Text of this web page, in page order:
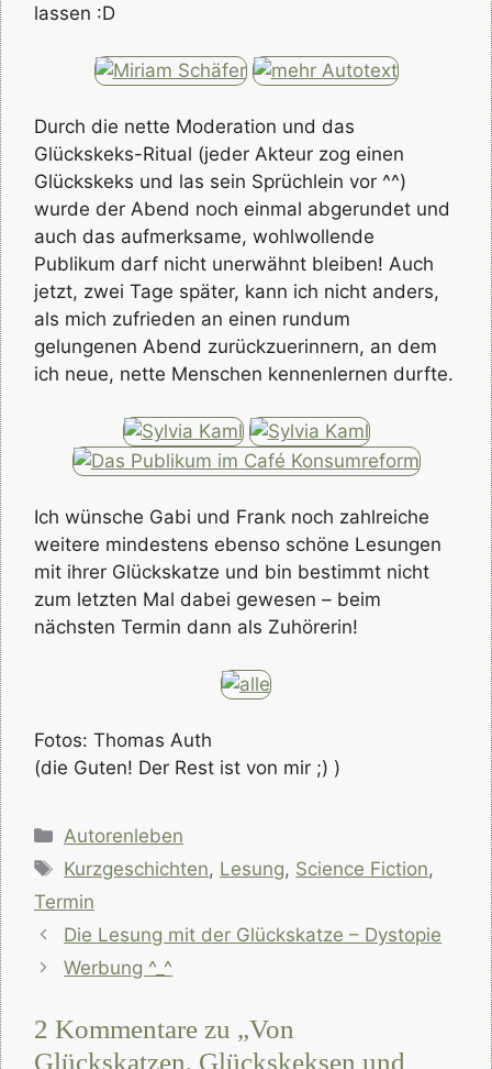
lassen :D
Durch die nette Moderation und das
Glückskeks-Ritual (jeder Akteur zog einen
Glückskeks und las sein Sprüchlein vor ^^)
wurde der Abend noch einmal abgerundet und
auch das aufmerksame, wohlwollende
Publikum darf nicht unerwähnt bleiben! Auch
jetzt, zwei Tage später, kann ich nicht anders,
als mich zufrieden an einen rundum
gelungenen Abend zurückzuerinnern, an dem
ich neue, nette Menschen kennenlernen durfte.
Ich wünsche Gabi und Frank noch zahlreiche
weitere mindestens ebenso schöne Lesungen
mit ihrer Glückskatze und bin bestimmt nicht
zum letzten Mal dabei gewesen – beim
nächsten Termin dann als Zuhörerin!
Fotos: Thomas Auth
(die Guten! Der Rest ist von mir ;) )
Kategorien
Autorenleben
Schlagwörter
Kurzgeschichten, Lesung, Science Fiction,
Termin
Die Lesung mit der Glückskatze – Dystopie
Werbung ^_^
2 Kommentare zu „Von
Glückskatzen, Glückskeksen und